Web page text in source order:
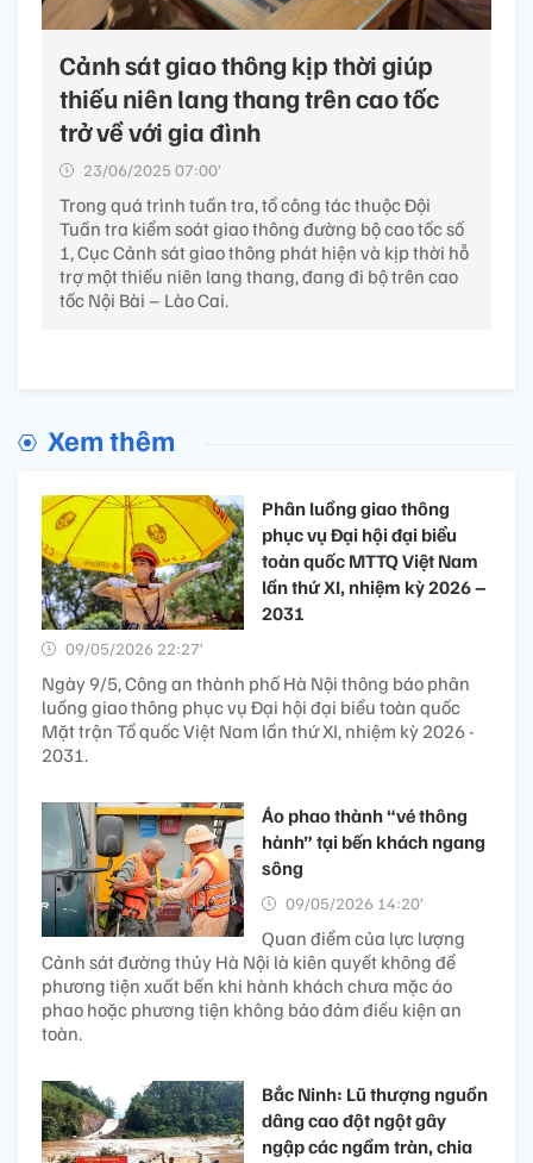
Cảnh sát giao thông kịp thời giúp
thiếu niên lang thang trên cao tốc
trở về với gia đình
23/06/2025 07:00’
Trong quá trình tuần tra, tổ công tác thuộc Đội
Tuần tra kiểm soát giao thông đường bộ cao tốc số
1, Cục Cảnh sát giao thông phát hiện và kịp thời hỗ
trợ một thiếu niên lang thang, đang đi bộ trên cao
tốc Nội Bài – Lào Cai.
Xem thêm
Phân luồng giao thông
phục vụ Đại hội đại biểu
toàn quốc MTTQ Việt Nam
lần thứ XI, nhiệm kỳ 2026 –
2031
09/05/2026 22:27’
Ngày 9/5, Công an thành phố Hà Nội thông báo phân
luồng giao thông phục vụ Đại hội đại biểu toàn quốc
Mặt trận Tổ quốc Việt Nam lần thứ XI, nhiệm kỳ 2026 -
2031.
Áo phao thành “vé thông
hành” tại bến khách ngang
sông
09/05/2026 14:20’
Quan điểm của lực lượng
Cảnh sát đường thủy Hà Nội là kiên quyết không để
phương tiện xuất bến khi hành khách chưa mặc áo
phao hoặc phương tiện không bảo đảm điều kiện an
toàn.
Bắc Ninh: Lũ thượng nguồn
dâng cao đột ngột gây
ngập các ngầm tràn, chia